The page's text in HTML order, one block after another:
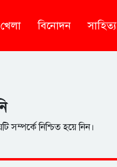
খেলা বিনোদন সাহিত্য
সম্পর্কে নিশ্চিত হয়ে নিন।